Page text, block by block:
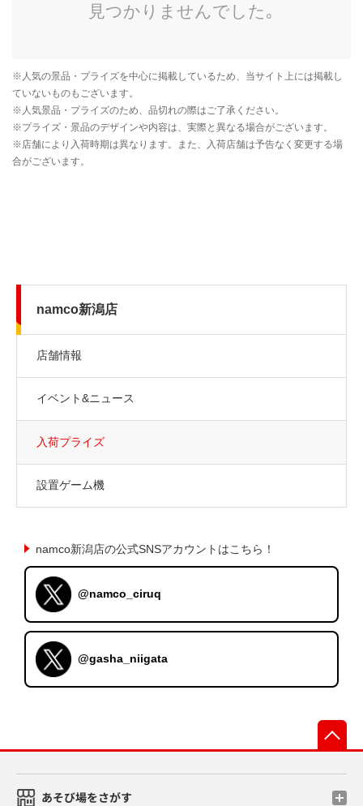
namco新潟店
店舗情報
イベント&ニュース
入荷プライズ
設置ゲーム機
namco新潟店の公式SNSアカウントはこちら！
@namco_ciruq
@gasha_niigata
あそび場をさがす